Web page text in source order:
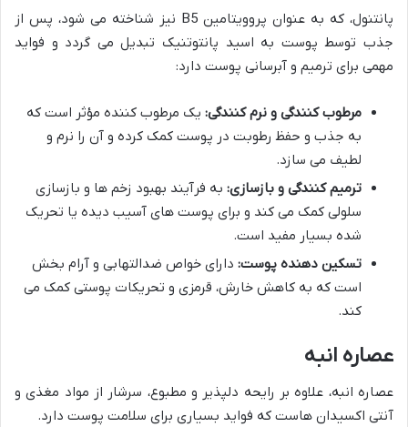
پانتنول، که به عنوان پروویتامین B5 نیز شناخته می شود، پس از
جذب توسط پوست به اسید پانتوتنیک تبدیل می گردد و فواید
مهمی برای ترمیم و آبرسانی پوست دارد:
مرطوب کنندگی و نرم کنندگی: یک مرطوب کننده مؤثر است که
به جذب و حفظ رطوبت در پوست کمک کرده و آن را نرم و
لطیف می سازد.
ترمیم کنندگی و بازسازی: به فرآیند بهبود زخم ها و بازسازی
سلولی کمک می کند و برای پوست های آسیب دیده یا تحریک
شده بسیار مفید است.
تسکین دهنده پوست: دارای خواص ضدالتهابی و آرام بخش
است که به کاهش خارش، قرمزی و تحریکات پوستی کمک می
کند.
عصاره انبه
عصاره انبه، علاوه بر رایحه دلپذیر و مطبوع، سرشار از مواد مغذی و
آنتی اکسیدان هاست که فواید بسیاری برای سلامت پوست دارد.